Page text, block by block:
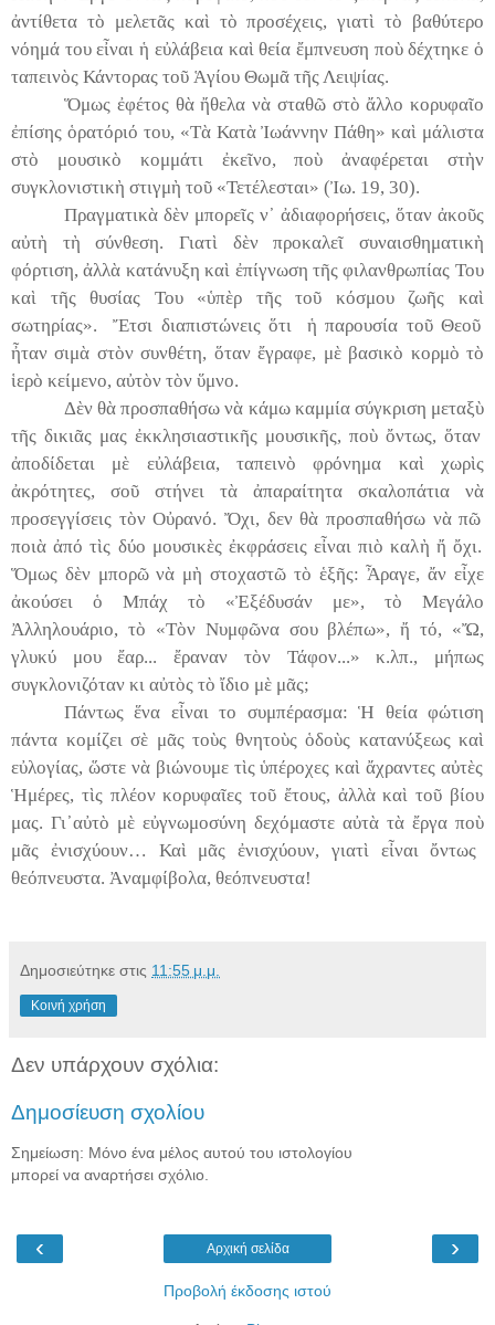
ἀντίθετα τὸ μελετᾶς καὶ τὸ προσέχεις, γιατὶ τὸ βαθύτερο
νόημά του εἶναιἡ εὐλάβεια καὶ θεία ἔμπνευση ποὺδέχτηκεὁ
ταπεινὸς Κάντορας τοῦ Ἁγίου Θωμᾶ τῆς Λειψίας.
Ὅμως ἐφέτος θὰ ἤθελα νὰ σταθῶστὸ ἄλλο κορυφαῖο
ἐπίσης ὁρατόριό του, «ΤὰΚατὰ Ἰωάννην Πάθη» καὶ μάλιστα
στὸ μουσικὸ κομμάτι ἐκεῖνο, ποὺ ἀναφέρεται στὴν
συγκλονιστικὴ στιγμὴ τοῦ «Τετέλεσται» (Ἰω. 19, 30).
Πραγματικὰ δὲν μπορεῖς ν᾿ ἀδιαφορήσεις, ὅταν ἀκοῦς
αὐτὴ τὴ σύνθεση. Γιατὶ δὲν προκαλεῖ συναισθηματικὴ
φόρτιση,ἀλλὰ κατάνυξη καὶ ἐπίγνωση τῆς φιλανθρωπίας Του
καὶ τῆς θυσίας Του «ὑπὲρ τῆς τοῦ κόσμου ζωῆς καὶ
σωτηρίας».Ἔτσι διαπιστώνεις ὅτιἡ παρουσία τοῦΘεοῦ
ἦταν σιμὰ στὸν συνθέτη, ὅτανἔγραφε, μὲβασικὸ κορμὸ τὸ
ἱερὸ κείμενο, αὐτὸν τὸν ὕμνο.
Δὲν θὰ προσπαθήσω νὰ κάμω καμμία σύγκριση μεταξὺ
τῆς δικιᾶς μας ἐκκλησιαστικῆς μουσικῆς, ποὺ ὄντως, ὅταν
ἀποδίδεται μὲ εὐλάβεια, ταπεινὸ φρόνημα καὶ χωρὶς
ἀκρότητες, σοῦ στήνει τὰ ἀπαραίτητα σκαλοπάτια νὰ
προσεγγίσεις τὸν Οὐρανό.Ὄχι, δεν θὰ προσπαθήσω νὰπῶ
ποιὰ ἀπό τὶς δύο μουσικὲς ἐκφράσεις εἶναι πιὸ καλὴ ἤ ὄχι.
Ὅμως δὲν μπορῶνὰ μὴ στοχαστῶ τὸ ἑξῆς: Ἆραγε,ἄν εἶχε
ἀκούσει ὁ Μπάχ τὸ «Ἐξέδυσάν με», τὸ Μεγάλο
Ἀλληλουάριο, τὸ «Τὸν Νυμφῶνα σου βλέπω»,ἤ τό, «Ὤ,
γλυκύ μουἔαρ...ἔραναν τὸν Τάφον...» κ.λπ., μήπως
συγκλονιζόταν κι αὐτὸς τὸ ἴδιο μὲ μᾶς;
Πάντωςἕνα εἶναι το συμπέρασμα:Ἡ θεία φώτιση
πάντα κομίζει σὲ μᾶς τοὺς θνητοὺς ὁδοὺς κατανύξεως καὶ
εὐλογίας, ὥστε νὰβιώνουμε τὶςὑπέροχες καὶ ἄχραντες αὐτὲς
Ἡμέρες, τὶς πλέον κορυφαῖες τοῦ ἔτους, ἀλλὰκαὶ τοῦ βίου
μας. Γι ᾿αὐτὸ μὲ εὐγνωμοσύνη δεχόμαστε αὐτὰ τὰ ἔργα ποὺ
μᾶς ἐνισχύουν… Καὶ μᾶς ἐνισχύουν, γιατὶ εἶναιὄντως
θεόπνευστα. Ἀναμφίβολα, θεόπνευστα!
Δημοσιεύτηκε στις 11:55 μ.μ.
Κοινή χρήση
Δεν υπάρχουν σχόλια:
Δημοσίευση σχολίου
Σημείωση: Μόνο ένα μέλος αυτού του ιστολογίου
μπορεί να αναρτήσει σχόλιο.
‹ ›
Αρχική σελίδα
Προβολή έκδοσης ιστού